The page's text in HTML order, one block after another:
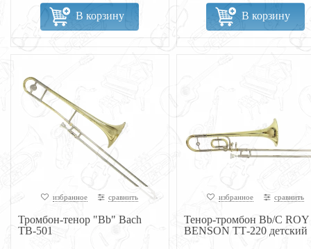
В корзину В корзину
избранное сравнить
Тромбон-тенор "Bb" Bach
TB-501
избранное сравнить
Тенор-тромбон Bb/C ROY
BENSON ТТ-220 детский